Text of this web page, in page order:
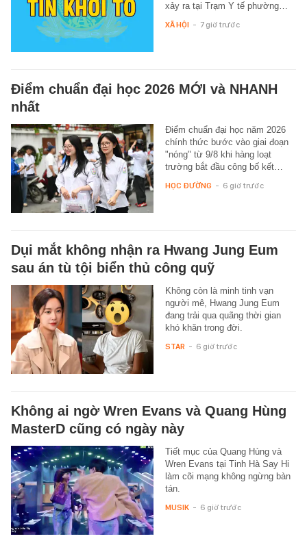
xảy ra tại Trạm Y tế phường…
XÃ HỘI - 7 giờ trước
Điểm chuẩn đại học 2026 MỚI và NHANH
nhất
Điểm chuẩn đại học năm 2026
chính thức bước vào giai đoạn
"nóng" từ 9/8 khi hàng loạt
trường bắt đầu công bố kết…
HỌC ĐƯỜNG - 6 giờ trước
Dụi mắt không nhận ra Hwang Jung Eum
sau án tù tội biển thủ công quỹ
Không còn là minh tinh vạn
người mê, Hwang Jung Eum
đang trải qua quãng thời gian
khó khăn trong đời.
STAR - 6 giờ trước
Không ai ngờ Wren Evans và Quang Hùng
MasterD cũng có ngày này
Tiết mục của Quang Hùng và
Wren Evans tại Tinh Hà Say Hi
làm cõi mạng không ngừng bàn
tán.
MUSIK - 6 giờ trước